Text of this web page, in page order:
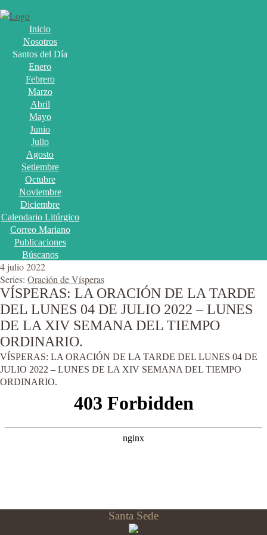
Inicio
Nosotros
Santos del Día
Enero
Febrero
Marzo
Abril
Mayo
Junio
Julio
Agosto
Setiembre
Octubre
Noviembre
Diciembre
Calendario Litúrgico
Correo Mariano
Publicaciones
Búscanos
4 julio 2022
Series: Oración de Vísperas
VÍSPERAS: LA ORACIÓN DE LA TARDE
DEL LUNES 04 DE JULIO 2022 – LUNES
DE LA XIV SEMANA DEL TIEMPO
ORDINARIO.
VÍSPERAS: LA ORACIÓN DE LA TARDE DEL LUNES 04 DE
JULIO 2022 – LUNES DE LA XIV SEMANA DEL TIEMPO
ORDINARIO.
Santa Sede